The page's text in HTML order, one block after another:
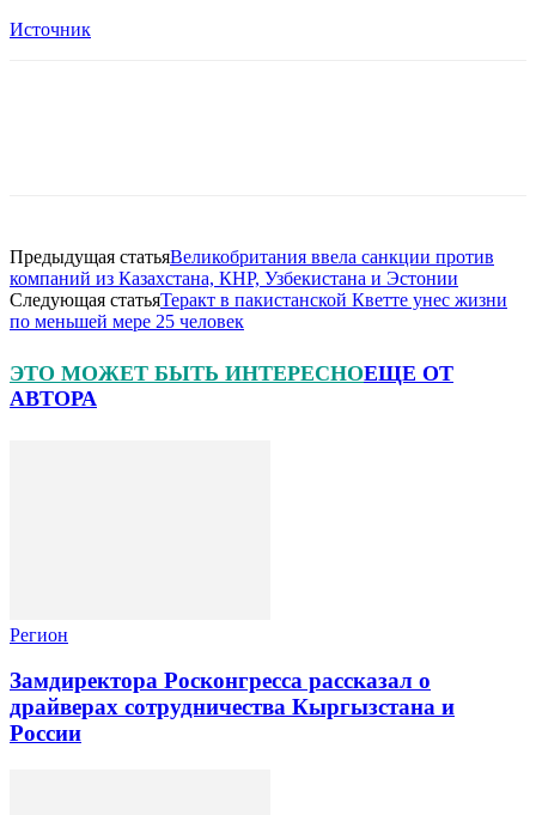
Источник
Предыдущая статьяВеликобритания ввела санкции против
компаний из Казахстана, КНР, Узбекистана и Эстонии
Следующая статьяТеракт в пакистанской Кветте унес жизни
по меньшей мере 25 человек
ЭТО МОЖЕТ БЫТЬ ИНТЕРЕСНОЕЩЕ ОТ
АВТОРА
Регион
Замдиректора Росконгресса рассказал о
драйверах сотрудничества Кыргызстана и
России